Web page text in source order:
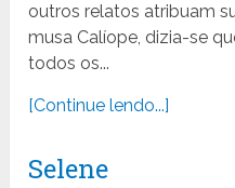
outros relatos atribuam
musa Calíope, dizia-se
todos os...
[Continue lendo...]
Selene